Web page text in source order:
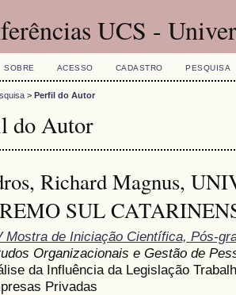
UCS -
SOBRE ACESSO CADASTRO PESQUISA
> Perfil do Autor
do Autor
Richard Magnus,
SUL
Mostra de Iniciação Científica, Pós-
Organizacionais e Gestão de
da Influência da Legislação
Privadas